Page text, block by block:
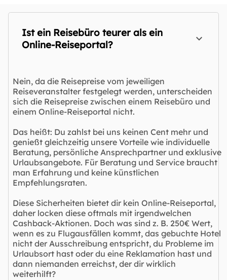
Ist ein Reisebüro teurer als ein
Online-Reiseportal?
Nein, da die Reisepreise vom jeweiligen
Reiseveranstalter festgelegt werden, unterscheiden
sich die Reisepreise zwischen einem Reisebüro und
einem Online-Reiseportal nicht.
Das heißt: Du zahlst bei uns keinen Cent mehr und
genießt gleichzeitig unsere Vorteile wie individuelle
Beratung, persönliche Ansprechpartner und exklusive
Urlaubsangebote. Für Beratung und Service braucht
man Erfahrung und keine künstlichen
Empfehlungsraten.
Diese Sicherheiten bietet dir kein Online-Reiseportal,
daher locken diese oftmals mit irgendwelchen
Cashback-Aktionen. Doch was sind z. B. 250€ Wert,
wenn es zu Flugausfällen kommt, das gebuchte Hotel
nicht der Ausschreibung entspricht, du Probleme im
Urlaubsort hast oder du eine Reklamation hast und
dann niemanden erreichst, der dir wirklich
weiterhilft?